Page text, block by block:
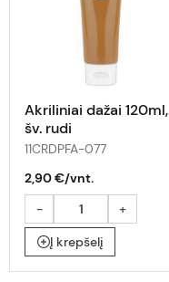
Akriliniai dažai 120ml,
šv. rudi
11CRDPFA-077
2,90 €/vnt.
-
+
Į krepšelį